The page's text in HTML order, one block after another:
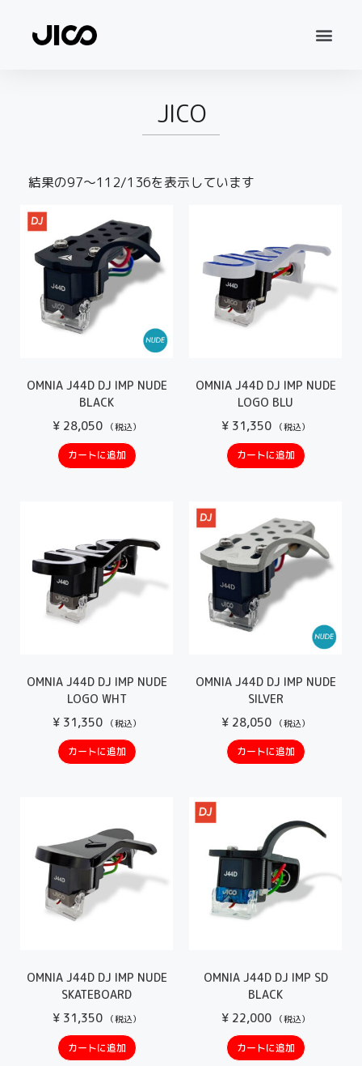
JICO
結果の97～112/136を表示しています
OMNIA J44D DJ IMP NUDE
BLACK
¥28,050 （税込）
カートに追加
OMNIA J44D DJ IMP NUDE
LOGO BLU
¥31,350 （税込）
カートに追加
OMNIA J44D DJ IMP NUDE
LOGO WHT
¥31,350 （税込）
カートに追加
OMNIA J44D DJ IMP NUDE
SILVER
¥28,050 （税込）
カートに追加
OMNIA J44D DJ IMP NUDE
SKATEBOARD
¥31,350 （税込）
カートに追加
OMNIA J44D DJ IMP SD
BLACK
¥22,000 （税込）
カートに追加